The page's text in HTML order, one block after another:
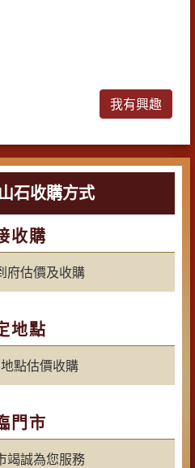
我有興趣
石收購方式
收購
府估價及收購
地點
點估價收購
門市
竭誠為您服務